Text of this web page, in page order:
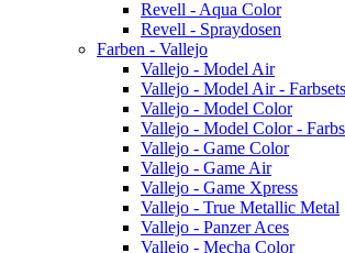
Revell - Aqua Color
Revell - Spraydosen
Farben - Vallejo
Vallejo - Model Air
Vallejo - Model Air - Farbsets
Vallejo - Model Color
Vallejo - Model Color -
Vallejo - Game Color
Vallejo - Game Air
Vallejo - Game Xpress
Vallejo - True Metallic Metal
Vallejo - Panzer Aces
Vallejo - Mecha Color